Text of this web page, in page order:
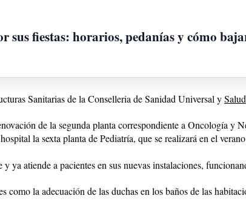
sus fiestas: horarios, pedanías y cómo
Sanitarias de la Conselleria de Sanidad Universal ySalud
de la segunda planta correspondiente a Oncología y
la sexta planta de Pediatría, que se realizará en el
ya atiende a pacientes en sus nuevas instalaciones,
la adecuación de las duchas en los baños de las